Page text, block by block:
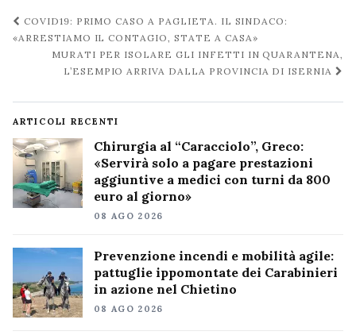
Navigazione
post
COVID19: PRIMO CASO A PAGLIETA. IL SINDACO:
«ARRESTIAMO IL CONTAGIO, STATE A CASA»
MURATI PER ISOLARE GLI INFETTI IN QUARANTENA,
L’ESEMPIO ARRIVA DALLA PROVINCIA DI ISERNIA
ARTICOLI RECENTI
Chirurgia al “Caracciolo”, Greco:
«Servirà solo a pagare prestazioni
aggiuntive a medici con turni da 800
euro al giorno»
08 AGO 2026
Prevenzione incendi e mobilità agile:
pattuglie ippomontate dei Carabinieri
in azione nel Chietino
08 AGO 2026